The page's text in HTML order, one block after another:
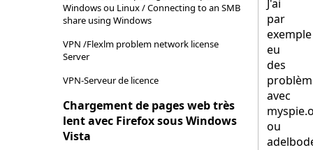
Windows ou Linux / Connecting to an SMB
share using Windows
VPN /Flexlm problem network license
Server
VPN-Serveur de licence
Chargement de pages web très
lent avec Firefox sous Windows
Vista
J'ai
par
exemple
eu
des
avec
ou